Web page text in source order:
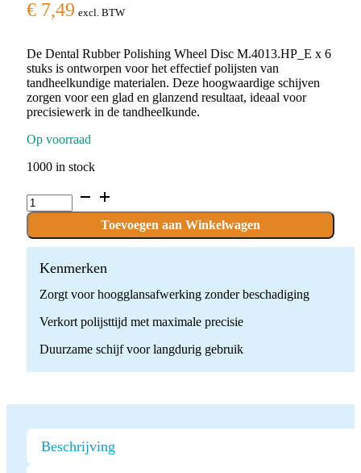
€ 7,49 excl. BTW
De Dental Rubber Polishing Wheel Disc M.4013.HP_E x 6
stuks is ontworpen voor het effectief polijsten van
tandheelkundige materialen. Deze hoogwaardige schijven
zorgen voor een glad en glanzend resultaat, ideaal voor
precisiewerk in de tandheelkunde.
Op voorraad
1000 in stock
Dental
Rubber
Wheel
Disc
quantity
Toevoegen aan Winkelwagen
Kenmerken
Zorgt voor hoogglansafwerking zonder beschadiging
Verkort polijsttijd met maximale precisie
Duurzame schijf voor langdurig gebruik
Beschrijving